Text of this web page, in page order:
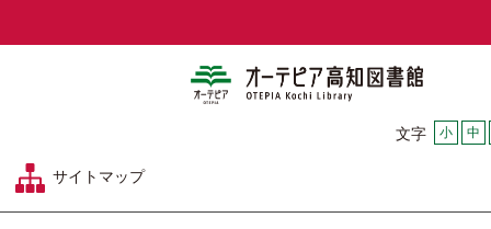
文字 小 中
サイトマップ